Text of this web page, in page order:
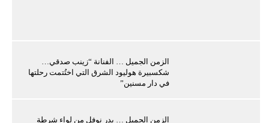
الزمن الجميل … الفنانة “زينب صدقي…
شكسبيرة هوليود الشرق التي اختُتمت رحلتها
في دار مسنين”
الزمن الجميل … بدر نوفل من لواء شرطة